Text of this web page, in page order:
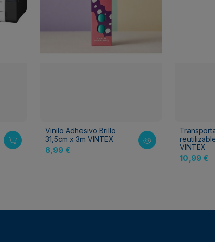
Vinilo Adhesivo Brillo
31,5cm x 3m VINTEX
8,99 €
VINTEX
10,99 €